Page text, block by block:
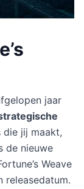
jaar
die jij maakt,
de nieuwe
Weave
releasedatum.